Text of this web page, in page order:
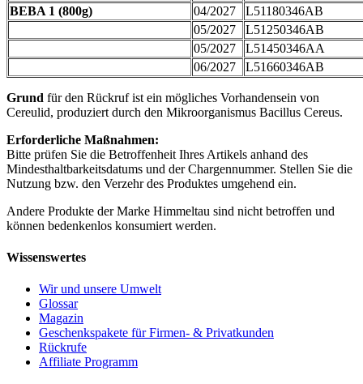
BEBA 1 (800g)
04/2027
L51180346AB
05/2027
L51250346AB
05/2027
L51450346AA
06/2027
L51660346AB
Grund für den Rückruf ist ein mögliches Vorhandensein von
Cereulid, produziert durch den Mikroorganismus Bacillus Cereus.
Erforderliche Maßnahmen:
Bitte prüfen Sie die Betroffenheit Ihres Artikels anhand des
Mindesthaltbarkeitsdatums und der Chargennummer. Stellen Sie die
Nutzung bzw. den Verzehr des Produktes umgehend ein.
Andere Produkte der Marke Himmeltau sind nicht betroffen und
können bedenkenlos konsumiert werden.
Wissenswertes
Wir und unsere Umwelt
Glossar
Magazin
Geschenkspakete für Firmen- & Privatkunden
Rückrufe
Affiliate Programm